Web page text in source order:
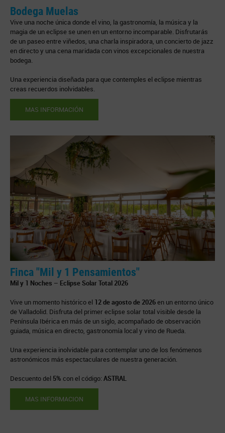
Bodega Muelas
Vive una noche única donde el vino, la gastronomía, la música y la
magia de un eclipse se unen en un entorno incomparable. Disfrutarás
de un paseo entre viñedos, una charla inspiradora, un concierto de jazz
en directo y una cena maridada con vinos excepcionales de nuestra
bodega.
Una experiencia diseñada para que contemples el eclipse mientras
creas recuerdos inolvidables.
MAS INFORMACIÓN
Finca "Mil y 1 Pensamientos"
Mil y 1 Noches – Eclipse Solar Total 2026
Vive un momento histórico el 12 de agosto de 2026en un entorno único
de Valladolid. Disfruta del primer eclipse solar total visible desde la
Península Ibérica en más de un siglo, acompañado de observación
guiada, música en directo, gastronomía local y vino de Rueda.
Una experiencia inolvidable para contemplar uno de los fenómenos
astronómicos más espectaculares de nuestra generación.
Descuento del 5% con el código: ASTRAL
MAS INFORMACION